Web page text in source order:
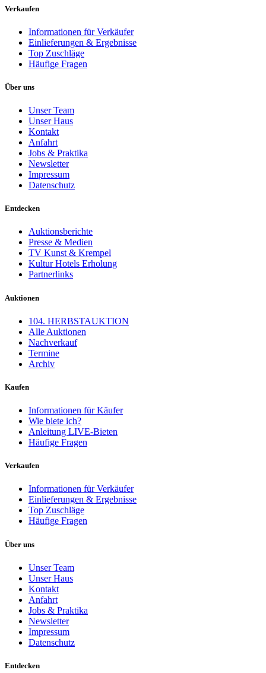
Verkaufen
Informationen für Verkäufer
Einlieferungen & Ergebnisse
Top Zuschläge
Häufige Fragen
Über uns
Unser Team
Unser Haus
Kontakt
Anfahrt
Jobs & Praktika
Newsletter
Impressum
Datenschutz
Entdecken
Auktionsberichte
Presse & Medien
TV Kunst & Krempel
Kultur Hotels Erholung
Partnerlinks
Auktionen
104. HERBSTAUKTION
Alle Auktionen
Nachverkauf
Termine
Archiv
Kaufen
Informationen für Käufer
Wie biete ich?
Anleitung LIVE-Bieten
Häufige Fragen
Verkaufen
Informationen für Verkäufer
Einlieferungen & Ergebnisse
Top Zuschläge
Häufige Fragen
Über uns
Unser Team
Unser Haus
Kontakt
Anfahrt
Jobs & Praktika
Newsletter
Impressum
Datenschutz
Entdecken